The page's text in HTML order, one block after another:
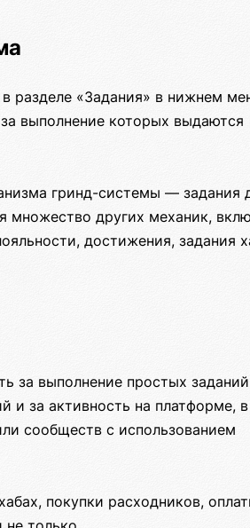
разделе «Задания» в нижнем
выполнение которых выдаются
гринд-системы — задания
множество других механик,
достижения, задания
за выполнение простых
и за активность на платформе,
сообществ с использованием
покупки расходников,